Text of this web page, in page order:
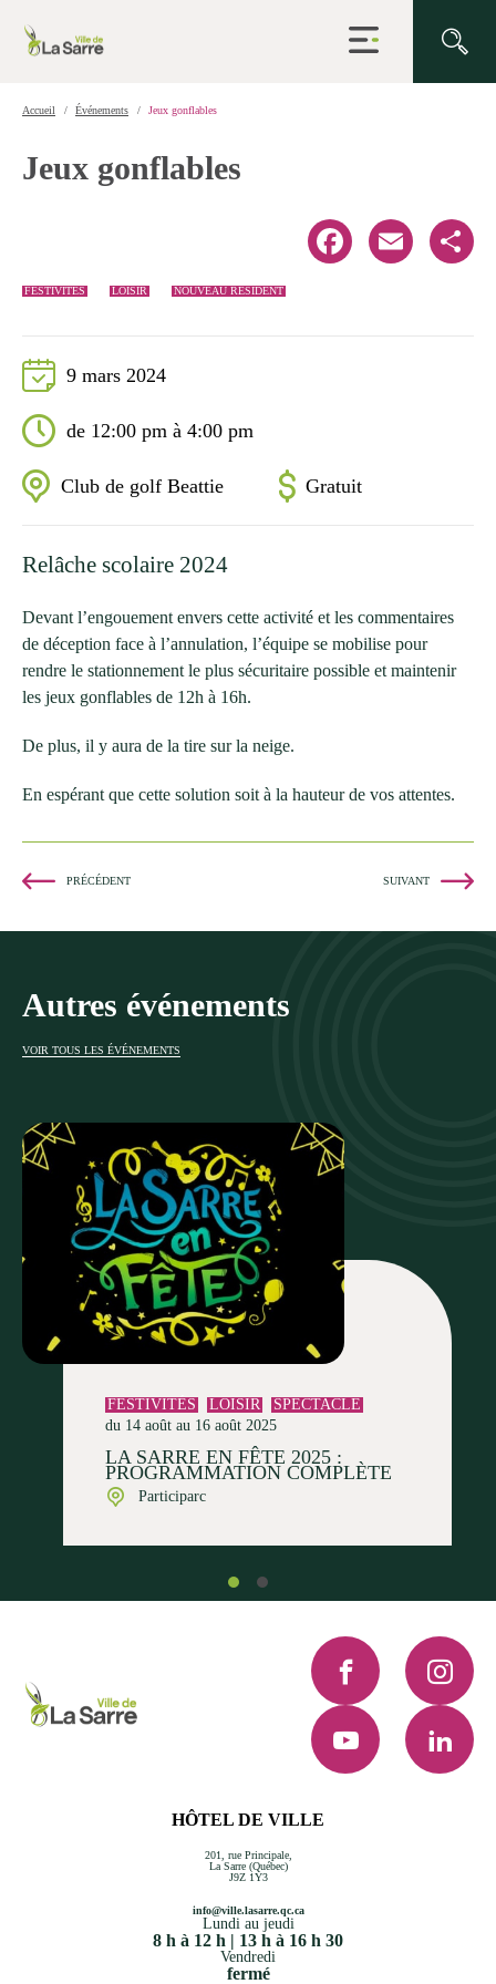
Ouvrir
la
Accueil Événements Jeux gonflables
Jeux gonflables
FESTIVITÉS LOISIR NOUVEAU RÉSIDENT
Facebook Email Share
9 mars 2024
de 12:00 pm à 4:00 pm
Club de golf Beattie Gratuit
Relâche scolaire 2024
Devant l’engouement envers cette activité et les commentaires
de déception face à l’annulation, l’équipe se mobilise pour
rendre le stationnement le plus sécuritaire possible et maintenir
les jeux gonflables de 12h à 16h.
De plus, il y aura de la tire sur la neige.
En espérant que cette solution soit à la hauteur de vos attentes.
PRÉCÉDENT SUIVANT
Autres événements
VOIR TOUS LES ÉVÉNEMENTS
FESTIVITÉS LOISIR
SPECTACLE
du 14 août au 16 août 2025
LA SARRE EN FÊTE 2025 :
PROGRAMMATION COMPLÈTE
Participarc
HÔTEL DE VILLE
201, rue Principale,
La Sarre (Québec)
J9Z 1Y3
info@ville.lasarre.qc.ca
Lundi au jeudi
8 h à 12 h | 13 h à 16 h 30
Vendredi
fermé
Facebook
YouTube